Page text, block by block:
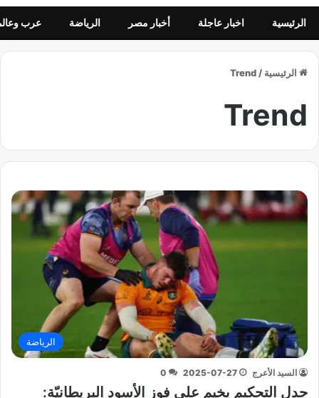
الرئيسية اخبار عاجلة أخبار مصر الرياضة عرب
الرئيسية /
Trend
Trend
الرياضة
السيد الأعرج 2025-07-27
0
جدل التحكيم يخيم على فوز الأسود البريطانيّة: